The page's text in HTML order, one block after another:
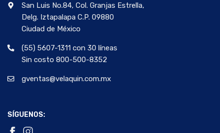
San Luis No.84, Col. Granjas Estrella,
Delg. Iztapalapa C.P. 09880
Ciudad de México
(55) 5607-1311 con 30 líneas
Sin costo 800-500-8352
gventas@velaquin.com.mx
SÍGUENOS: